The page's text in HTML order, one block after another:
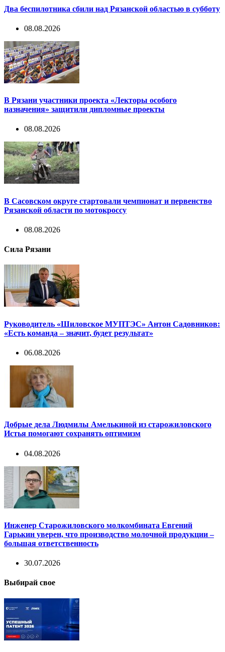
Два беспилотника сбили над Рязанской областью в субботу
08.08.2026
В Рязани участники проекта «Лекторы особого
назначения» защитили дипломные проекты
08.08.2026
В Сасовском округе стартовали чемпионат и первенство
Рязанской области по мотокроссу
08.08.2026
Сила Рязани
Руководитель «Шиловское МУПТЭС» Антон Садовников:
«Есть команда – значит, будет результат»
06.08.2026
Добрые дела Людмилы Амелькиной из старожиловского
Истья помогают сохранять оптимизм
04.08.2026
Инженер Старожиловского молкомбината Евгений
Гарькин уверен, что производство молочной продукции –
большая ответственность
30.07.2026
Выбирай свое